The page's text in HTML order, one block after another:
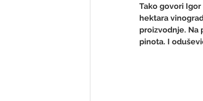
Tako govori
hektara
proizvodnje. Na
pinota. I